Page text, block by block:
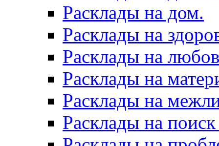
Расклады на дом.
Расклады на
Расклады на
Расклады на
Расклады на
Расклады на